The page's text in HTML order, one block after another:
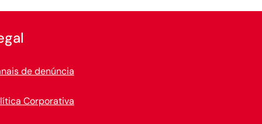
de denúncia
Corporativa